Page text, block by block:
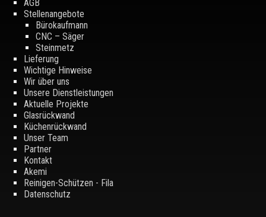
AGB
Stellenangebote
Bürokaufmann
CNC – Säger
Steinmetz
Lieferung
Wichtige Hinweise
Wir über uns
Unsere Dienstleistungen
Aktuelle Projekte
Glasrückwand
Küchenrückwand
Unser Team
Partner
Kontakt
Akemi
Reinigen-Schützen - Fila
Datenschutz